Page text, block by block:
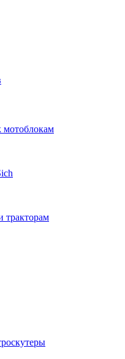
мотоблокам
тракторам